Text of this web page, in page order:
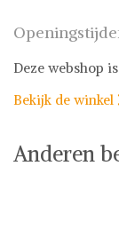
Deze webshop
Bekijk de winkel
Anderen